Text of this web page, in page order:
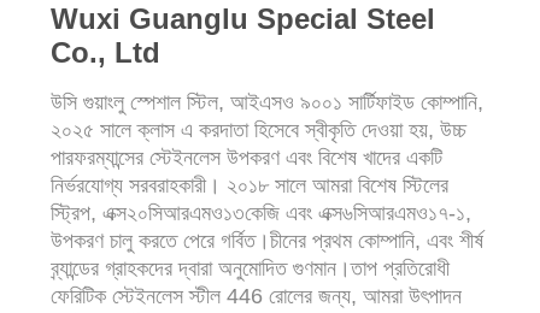
Wuxi Guanglu Special Steel
Co., Ltd
উসি গুয়াংলু স্পেশাল স্টিল, আইএসও ৯০০১ সার্টিফাইড কোম্পানি,
২০২৫ সালে ক্লাস এ করদাতা হিসেবে স্বীকৃতি দেওয়া হয়, উচ্চ
পারফরম্যান্সের স্টেইনলেস উপকরণ এবং বিশেষ খাদের একটি
নির্ভরযোগ্য সরবরাহকারী। ২০১৮ সালে আমরা বিশেষ স্টিলের
স্ট্রিপ, এক্স২০সিআরএমও১৩কেজি এবং এক্স৬সিআরএমও১৭-১,
উপকরণ চালু করতে পেরে গর্বিত।চীনের প্রথম কোম্পানি, এবং শীর্ষ
ব্র্যান্ডের গ্রাহকদের দ্বারা অনুমোদিত গুণমান।তাপ প্রতিরোধী
ফেরিটিক স্টেইনলেস স্টীল 446 রোলের জন্য, আমরা উৎপাদন